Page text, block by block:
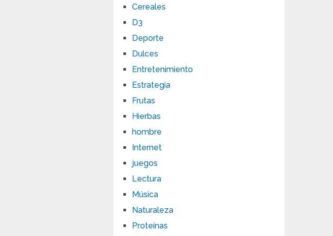
Cereales
D3
Deporte
Dulces
Entretenimiento
Estrategia
Frutas
Hierbas
hombre
Internet
juegos
Lectura
Música
Naturaleza
Proteínas